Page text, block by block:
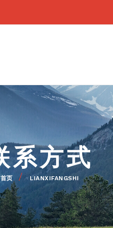
MENU
系方式
首页 LIANXIFANGSHI